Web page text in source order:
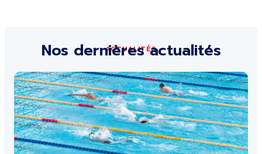
ACTUALITÉS
Nos dernières actualités